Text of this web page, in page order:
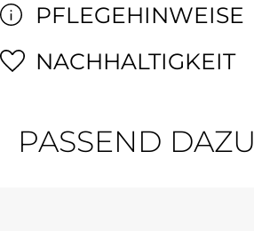
PFLEGEHINWEISE
NACHHALTIGKEIT
PASSEND DAZU